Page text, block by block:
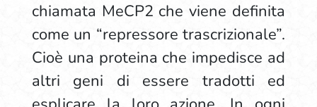
chiamata MeCP2 che viene definita
come un “repressore trascrizionale”.
Cioè una proteina che impedisce ad
altri geni di essere tradotti ed